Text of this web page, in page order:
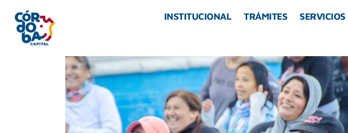
INSTITUCIONAL TRÁMITES SERVICIOS